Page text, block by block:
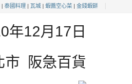
| 泰國料理 | 瓦城 | 蝦醬空心菜 | 金錢蝦餅
年12月17日
市 阪急百貨